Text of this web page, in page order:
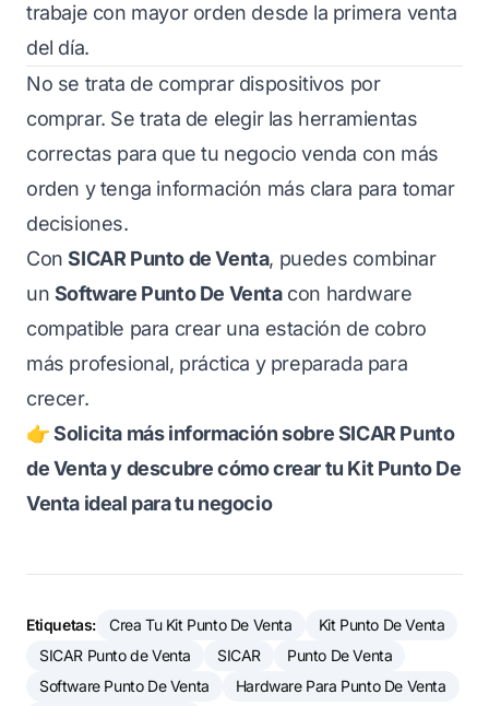
trabaje con mayor orden desde la primera venta
del día.
No se trata de comprar dispositivos por
comprar. Se trata de elegir las herramientas
correctas para que tu negocio venda con más
orden y tenga información más clara para tomar
decisiones.
ConSICAR Punto de Venta, puedes combinar
un Software Punto De Ventacon hardware
compatible para crear una estación de cobro
más profesional, práctica y preparada para
crecer.
👉 Solicita más información sobre SICAR Punto
de Venta y descubre cómo crear tu Kit Punto De
Venta ideal para tu negocio
Etiquetas: Crea Tu Kit Punto De Venta
Kit Punto De Venta
SICAR Punto de Venta
SICAR
Punto De Venta
Software Punto De Venta
Hardware Para Punto De Venta